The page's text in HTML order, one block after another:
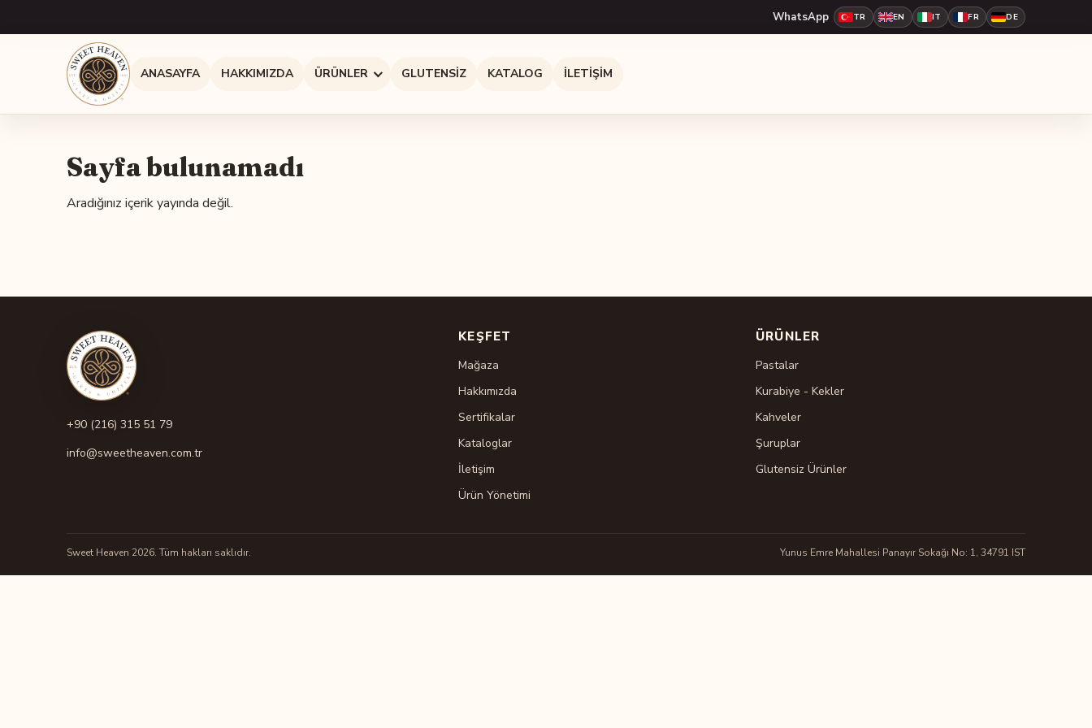
WhatsApp TR EN IT FR DE
ANASAYFA HAKKIMIZDA ÜRÜNLER GLUTENSIZ KATALOG İLETIŞIM
Sayfa bulunamadı
Aradığınız içerik yayında değil.
+90 (216) 315 51 79
info@sweetheaven.com.tr
KEŞFET
Mağaza
Hakkımızda
Sertifikalar
Kataloglar
İletişim
Ürün Yönetimi
ÜRÜNLER
Pastalar
Kurabiye - Kekler
Kahveler
Şuruplar
Glutensiz Ürünler
Sweet Heaven 2026. Tüm hakları saklıdır. Yunus Emre Mahallesi Panayır Sokağı No: 1, 34791 IST